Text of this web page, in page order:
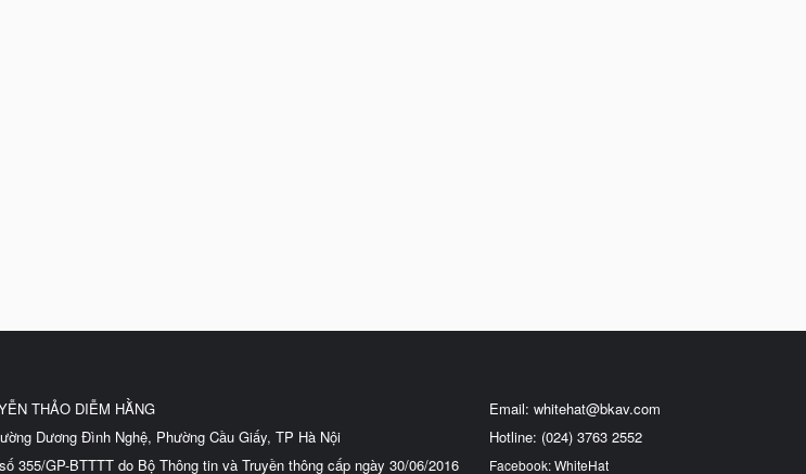
THẢO DIỄM HẰNG
Dương Đình Nghệ, Phường Cầu Giấy, TP Hà Nội
355/GP-BTTTT do Bộ Thông tin và Truyền thông cấp ngày 30/06/2016
Email: whitehat@bkav.com
Hotline: (024) 3763 2552
Facebook: WhiteHat